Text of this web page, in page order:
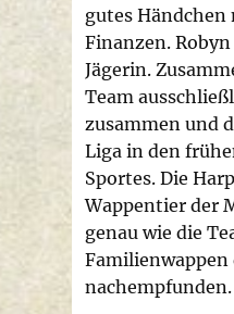
gutes
Finanzen.
Jägerin.
Team
zusammen und
Liga in den
Sportes. Die
Wappentier der
genau wie die
Familienwappen
nachempfunden.